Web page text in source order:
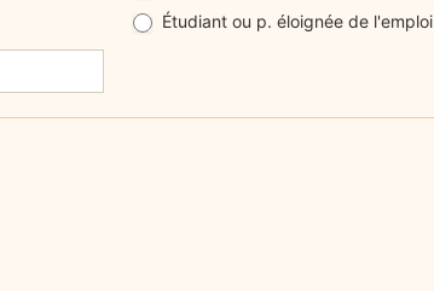
Étudiant ou p. éloignée de l'emploi